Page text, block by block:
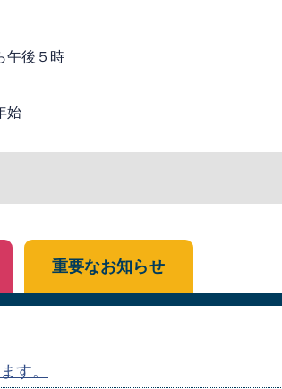
午後５時
始
す。
重要なお知らせ